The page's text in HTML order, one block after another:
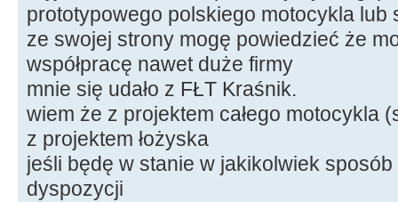
prototypowego polskiego motocykla lub
ze swojej strony mogę powiedzieć że
współpracę nawet duże firmy
mnie się udało z FŁT Kraśnik.
wiem że z projektem całego motocykla
z projektem łożyska
jeśli będę w stanie w jakikolwiek
dyspozycji